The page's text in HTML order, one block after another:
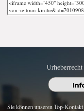
Sie können unseren Top-